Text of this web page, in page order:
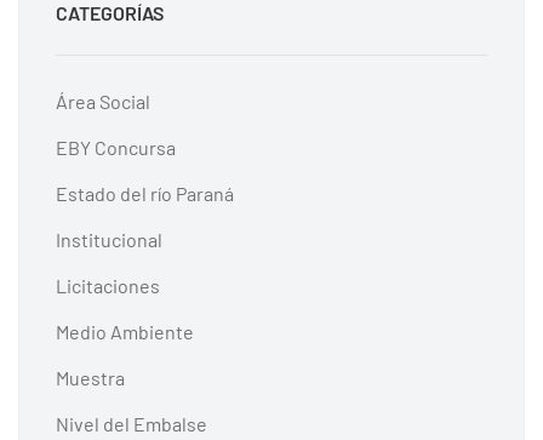
CATEGORÍAS
Área Social
EBY Concursa
Estado del río Paraná
Institucional
Licitaciones
Medio Ambiente
Muestra
Nivel del Embalse